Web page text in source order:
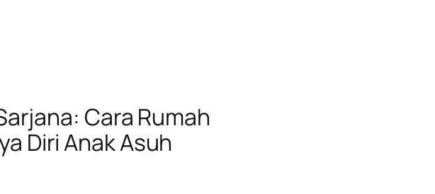
Cara Rumah
Diri Anak Asuh